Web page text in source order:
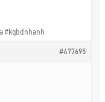
#kqbdnhanh
#477695